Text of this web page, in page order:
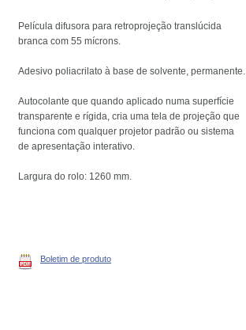
Película difusora para retroprojeção translúcida
branca com 55 mícrons.
Adesivo poliacrilato à base de solvente, permanente.
Autocolante que quando aplicado numa superfície
transparente e rígida, cria uma tela de projeção que
funciona com qualquer projetor padrão ou sistema
de apresentação interativo.
Largura do rolo: 1260 mm.
Boletim de produto